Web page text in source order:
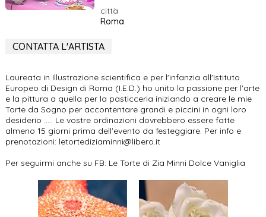
città
Roma
CONTATTA L'ARTISTA
Laureata in Illustrazione scientifica e per l'infanzia all'Istituto
Europeo di Design di Roma (I.E.D.) ho unito la passione per l'arte
e la pittura a quella per la pasticceria iniziando a creare le mie
Torte da Sogno per accontentare grandi e piccini in ogni loro
desiderio ..... Le vostre ordinazioni dovrebbero essere fatte
almeno 15 giorni prima dell'evento da festeggiare. Per info e
prenotazioni: letortediziaminni@libero.it
Per seguirmi anche su FB: Le Torte di Zia Minni Dolce Vaniglia